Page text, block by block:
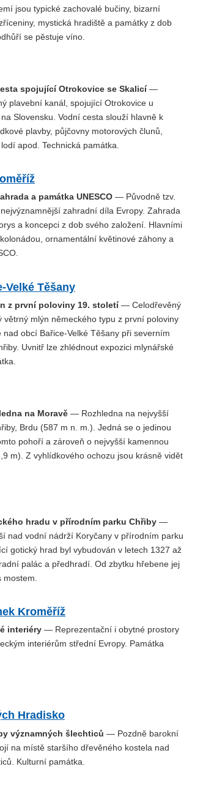
jsou typické zachovalé bučiny, bizarní
mystická hradiště a památky z dob
se pěstuje víno.
spojující Otrokovice se Skalicí—
plavební kanál, spojující Otrokovice u
Slovensku. Vodní cesta slouží hlavně k
plavby, půjčovny motorových člunů,
apod. Technická památka.
a památka UNESCO — Původně tzv.
zahradní díla Evropy. Zahrada
a koncepci z dob svého založení. Hlavními
ornamentální květinové záhony a
Velké Těšany
z první poloviny 19. století— Celodřevěný
větrný mlýn německého typu z první poloviny
obcí Bařice-Velké Těšany při severním
Uvnitř lze zhlédnout expozici mlynářské
na Moravě — Rozhledna na nejvyšší
Brdu (587 m n. m.). Jedná se o jedinou
pohoří a zároveň o nejvyšší kamennou
m). Z vyhlídkového ochozu jsou krásně vidět
hradu v přírodním parku Chřiby —
nad vodní nádrží Koryčany v přírodním parku
gotický hrad byl vybudován v letech 1327 až
palác a předhradí. Od zbytku hřebene jej
Kroměříž
interiéry — Reprezentační i obytné prostory
interiérům střední Evropy. Památka
Hradisko
významných šlechticů — Pozdně barokní
na místě staršího dřevěného kostela nad
Kulturní památka.